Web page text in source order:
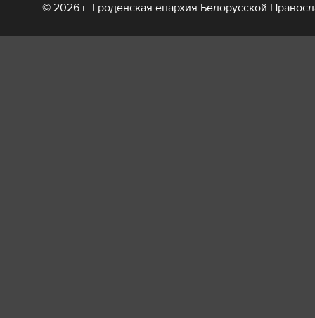
© 2026 г. Гроденская епархия Белорусской